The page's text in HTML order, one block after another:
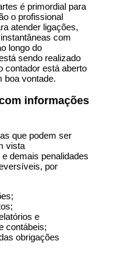
é primordial para
o profissional
atender ligações,
com
longo do
sendo realizado
contador está aberto
boa vontade.
informações
que podem ser
vista
demais penalidades
por
;
e
contábeis;
obrigações